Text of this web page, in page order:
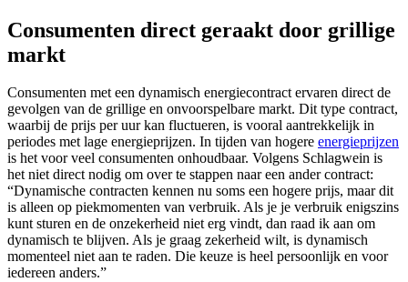
Consumenten direct geraakt door grillige
markt
Consumenten met een dynamisch energiecontract ervaren direct de
gevolgen van de grillige en onvoorspelbare markt. Dit type contract,
waarbij de prijs per uur kan fluctueren, is vooral aantrekkelijk in
periodes met lage energieprijzen. In tijden van hogere energieprijzen
is het voor veel consumenten onhoudbaar. Volgens Schlagwein is
het niet direct nodig om over te stappen naar een ander contract:
“Dynamische contracten kennen nu soms een hogere prijs, maar dit
is alleen op piekmomenten van verbruik. Als je je verbruik enigszins
kunt sturen en de onzekerheid niet erg vindt, dan raad ik aan om
dynamisch te blijven. Als je graag zekerheid wilt, is dynamisch
momenteel niet aan te raden. Die keuze is heel persoonlijk en voor
iedereen anders.”